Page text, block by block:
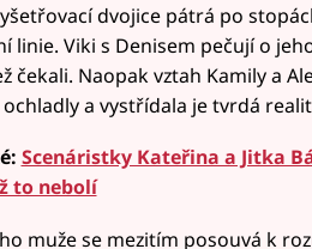
dvojice pátrá po
linie. Viki s Denisem pečují o
čekali. Naopak vztah Kamily a
a vystřídala je tvrdá
Scenáristky Kateřina a Jitka
to nebolí
muže se mezitím posouvá k